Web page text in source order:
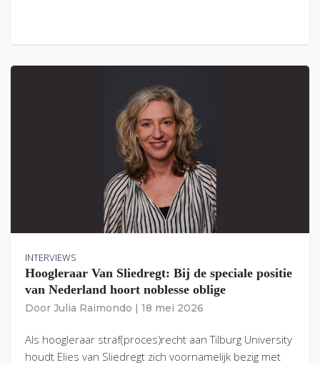
INTERVIEWS
Hoogleraar Van Sliedregt: Bij de speciale positie
van Nederland hoort noblesse oblige
Door Julia Raimondo 18 mei 2026
Als hoogleraar straf(proces)recht aan Tilburg University
houdt Elies van Sliedregt zich voornamelijk bezig met